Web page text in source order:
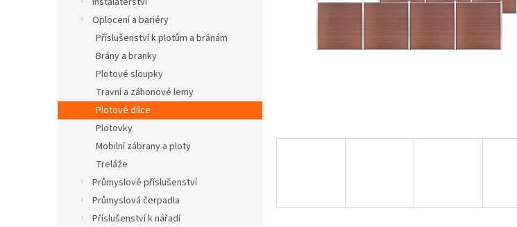
Oplocení a bariéry
Příslušenství k plotům a bránám
Brány a branky
Plotové sloupky
Travní a záhonové lemy
Plotové dílce
Plotovky
Mobilní zábrany a ploty
Treláže
Průmyslové příslušenství
Průmyslová čerpadla
Příslušenství k nářadí